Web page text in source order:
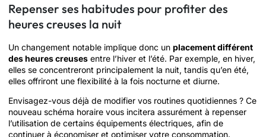
Repenser ses habitudes pour profiter des
heures creuses la nuit
Un changement notable implique donc un placement différent
des heures creuses entre l’hiver et l’été. Par exemple, en hiver,
elles se concentreront principalement la nuit, tandis qu’en été,
elles offriront une flexibilité à la fois nocturne et diurne.
Envisagez-vous déjà de modifier vos routines quotidiennes ? Ce
nouveau schéma horaire vous incitera assurément à repenser
l’utilisation de certains équipements électriques, afin de
continuer à économiser et optimiser votre consommation.